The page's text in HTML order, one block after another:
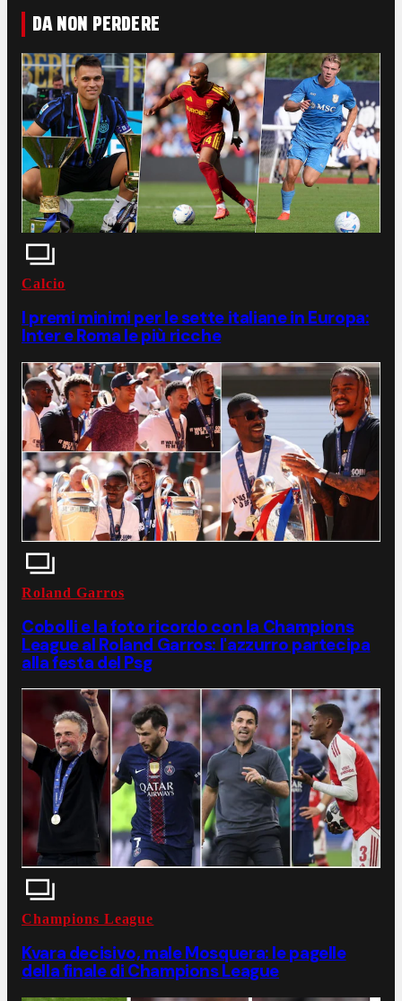
DA NON PERDERE
Calcio
I premi minimi per le sette italiane in Europa:
Inter e Roma le più ricche
Roland Garros
Cobolli e la foto ricordo con la Champions
League al Roland Garros: l'azzurro partecipa
alla festa del Psg
Champions League
Kvara decisivo, male Mosquera: le pagelle
della finale di Champions League